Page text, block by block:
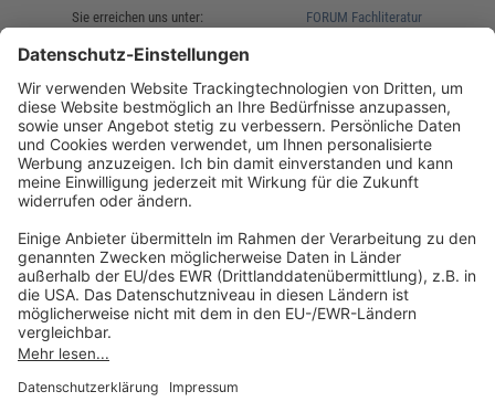
Sie erreichen uns unter:
(08233) 38 11 23
service@forum-verlag.com
Mo-Do 07:30 - 17:00 Uhr
Fr 07:30 - 15:00 Uhr
FORUM Fachliteratur
Folgen Sie uns
Impressum
Datenschutz